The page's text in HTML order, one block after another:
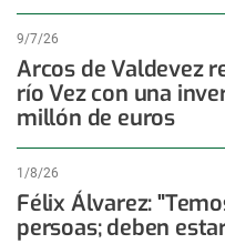
9/7/26
Arcos de Valdevez
río Vez con una
millón de euros
1/8/26
Félix Álvarez:
persoas; deben